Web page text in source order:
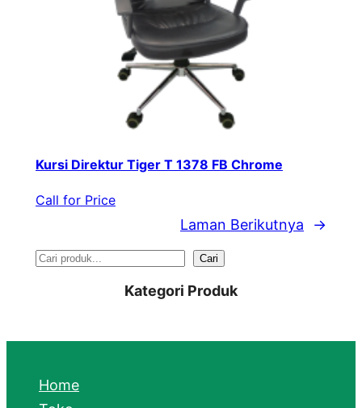
Kursi Direktur Tiger T 1378 FB Chrome
Call for Price
Laman Berikutnya →
S
r
h
Cari
Kategori Produk
Home